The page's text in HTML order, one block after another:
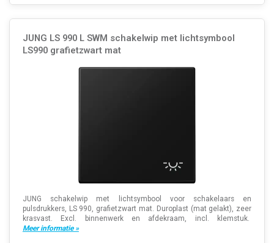
JUNG LS 990 L SWM schakelwip met lichtsymbool
LS990 grafietzwart mat
JUNG schakelwip met lichtsymbool voor schakelaars en
pulsdrukkers, LS 990, grafietzwart mat. Duroplast (mat gelakt), zeer
krasvast. Excl. binnenwerk en afdekraam, incl. klemstuk.
Meer informatie »